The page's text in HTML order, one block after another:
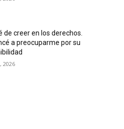
de creer en los derechos.
a preocuparme por su
2026